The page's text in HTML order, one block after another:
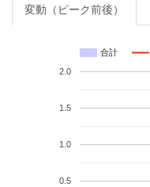
変動（ピーク前後）
合計
0.5
1.0
1.5
2.0